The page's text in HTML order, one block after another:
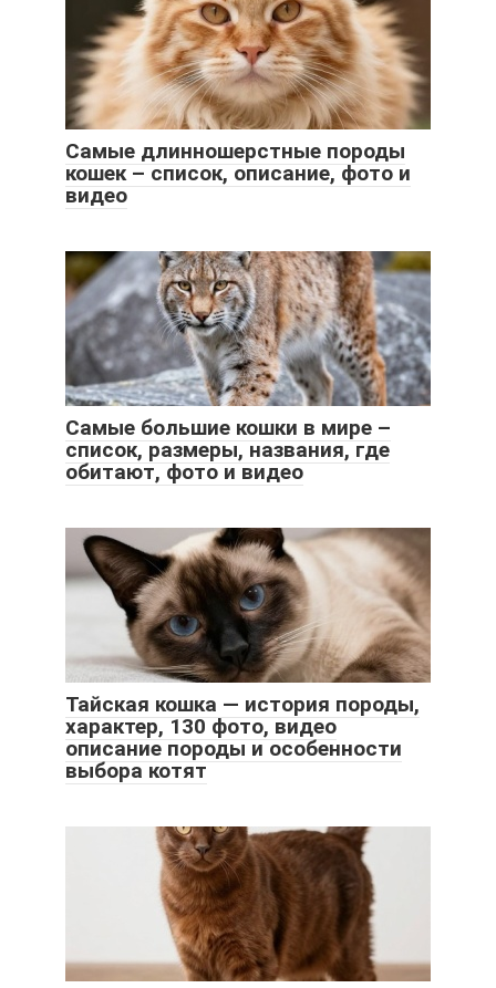
Самые длинношерстные породы
кошек – список, описание, фото и
видео
Самые большие кошки в мире –
список, размеры, названия, где
обитают, фото и видео
Тайская кошка — история породы,
характер, 130 фото, видео
описание породы и особенности
выбора котят